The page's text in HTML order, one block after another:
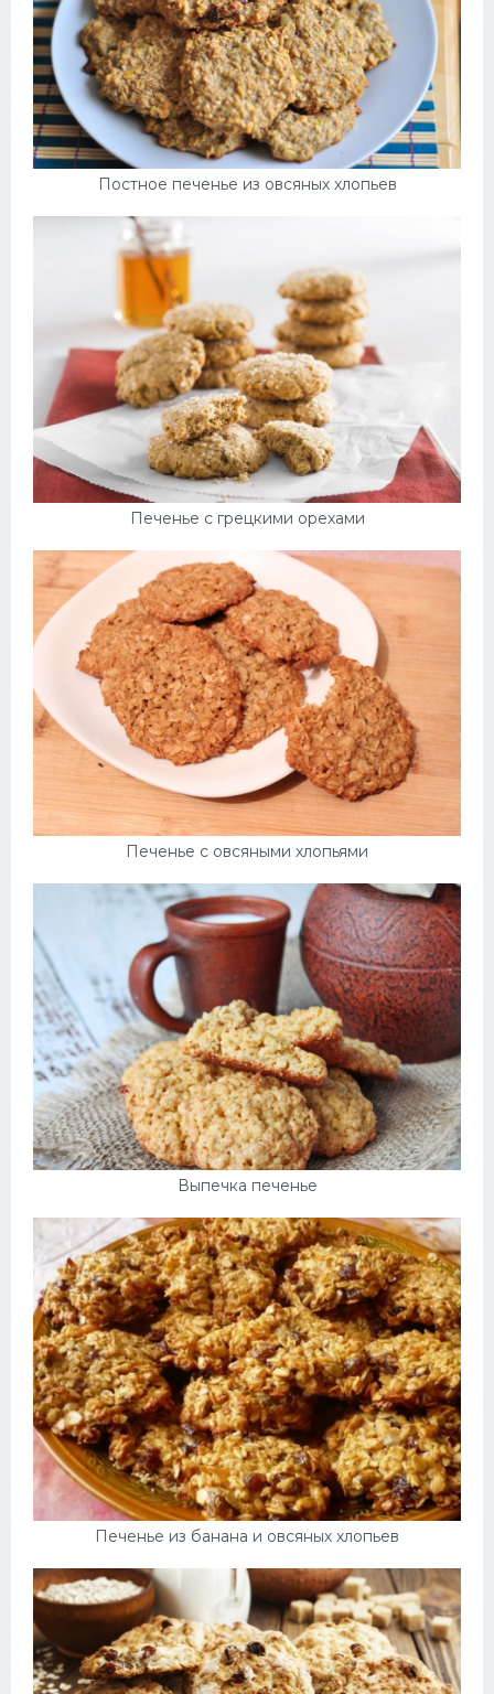
Постное печенье из овсяных хлопьев
Печенье с грецкими орехами
Печенье с овсяными хлопьями
Выпечка печенье
Печенье из банана и овсяных хлопьев